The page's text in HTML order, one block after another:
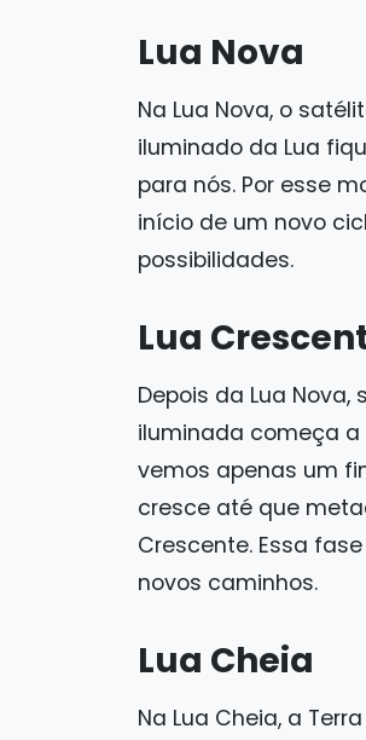
Lua Nova
Na Lua Nova, o
iluminado da Lua
para nós. Por esse
início de um novo
possibilidades.
Lua
Depois da Lua
iluminada começa a
vemos apenas um
cresce até que
Crescente. Essa
novos caminhos.
Lua Cheia
Na Lua Cheia, a